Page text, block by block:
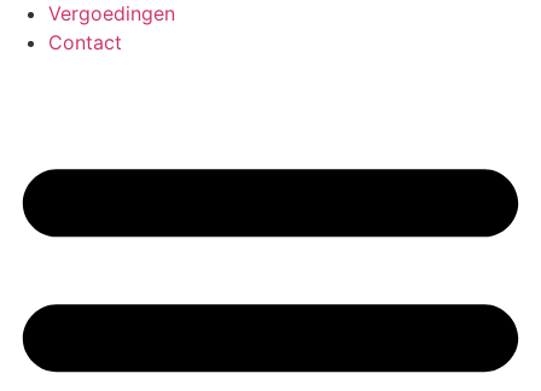
Vergoedingen
Contact